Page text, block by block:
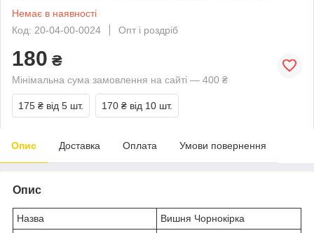
Немає в наявності
Код: 20-04-00-0024
Опт і роздріб
180 ₴
Мінімальна сума замовлення на сайті — 400 ₴
175 ₴ від 5 шт. 170 ₴ від 10 шт.
Опис Доставка Оплата Умови повернення
Опис
Назва
Вишня Чорнокірка